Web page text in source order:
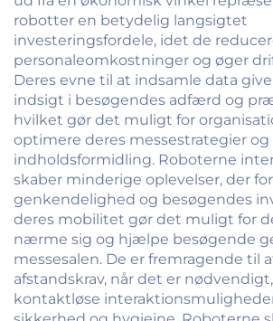
robotter en betydelig langsigtet
investeringsfordele, idet de
personaleomkostninger og øger
Deres evne til at indsamle data
indsigt i besøgendes adfærd og
hvilket gør det muligt for
optimere deres messestrategier og
indholdsformidling. Roboterne
skaber minderige oplevelser, der
genkendelighed og besøgendes
deres mobilitet gør det muligt for
nærme sig og hjælpe besøgende
messesalen. De er fremragende til
afstandskrav, når det er
kontaktløse